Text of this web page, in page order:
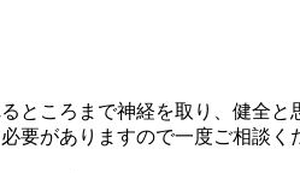
ところまで神経を取り、健全と
要がありますので一度ご相談く